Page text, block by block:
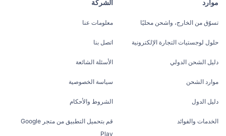
موارد
تسوّق من الخارج، واشحن محليًا
حلول لوجستيات التجارة الإلكترونية
دليل الشحن الدولي
موارد الشحن
دليل الدول
الخدمات والفوائد
الشركة
معلومات عنا
اتصل بنا
الأسئلة الشائعة
سياسة الخصوصية
الشروط والأحكام
قم بتحميل التطبيق من متجر Google
Play